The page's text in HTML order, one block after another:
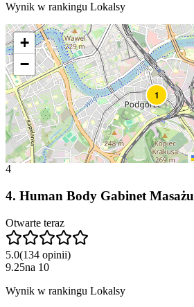
Wynik w rankingu Lokalsy
1
+
−
4
4. Human Body Gabinet Masażu
Otwarte teraz
5.0(134 opinii)
9.25na 10
Wynik w rankingu Lokalsy